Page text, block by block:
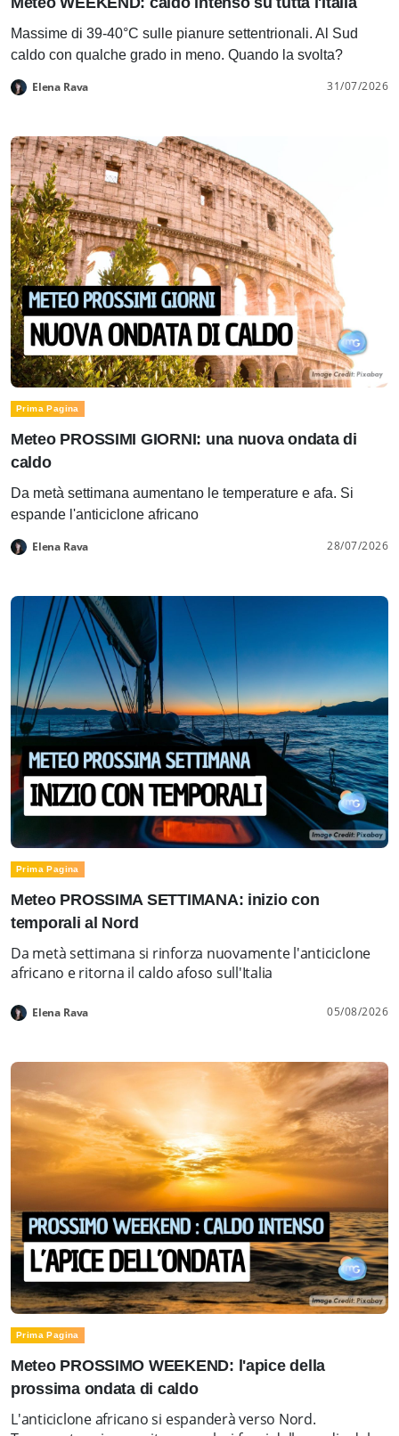
Massime di 39-40°C sulle pianure settentrionali. Al Sud
caldo con qualche grado in meno. Quando la svolta?
Elena Rava 31/07/2026
Prima Pagina
Meteo PROSSIMI GIORNI: una nuova ondata di
caldo
Da metà settimana aumentano le temperature e afa. Si
espande l'anticiclone africano
Elena Rava 28/07/2026
Prima Pagina
Meteo PROSSIMA SETTIMANA: inizio con
temporali al Nord
Da metà settimana si rinforza nuovamente l'anticiclone
africano e ritorna il caldo afoso sull'Italia
Elena Rava 05/08/2026
Prima Pagina
Meteo PROSSIMO WEEKEND: l'apice della
prossima ondata di caldo
L'anticiclone africano si espanderà verso Nord.